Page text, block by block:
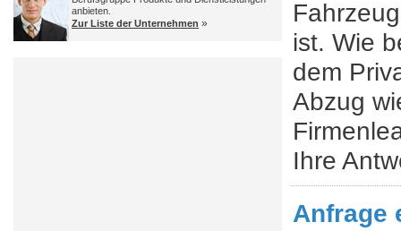
anbieten.
Zur Liste der Unternehmen »
ist. Wie
dem
Abzug
Ihre
Anfrage